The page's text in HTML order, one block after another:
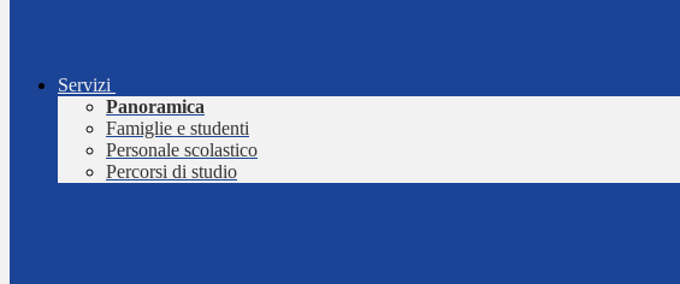
Servizi
Panoramica
Famiglie e studenti
Personale scolastico
Percorsi di studio